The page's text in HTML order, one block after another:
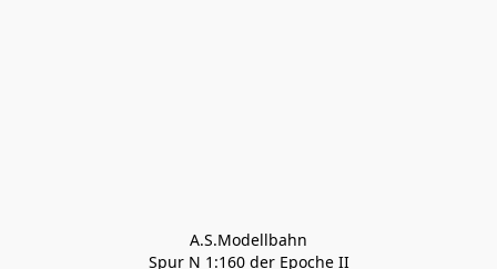
A.S.Modellbahn
Spur N 1:160 der Epoche II